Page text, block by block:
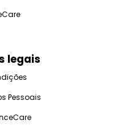
legais
Pessoais